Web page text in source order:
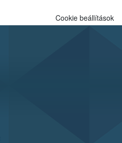
Cookie beállítások